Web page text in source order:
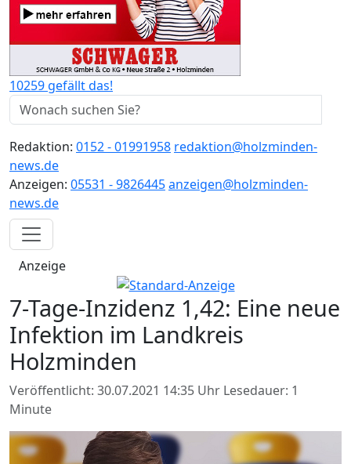
10259 gefällt das!
Redaktion: 0152 - 01991958 redaktion@holzminden-
news.de
Anzeigen: 05531 - 9826445anzeigen@holzminden-
news.de
Anzeige
7-Tage-Inzidenz 1,42: Eine neue
Infektion im Landkreis
Holzminden
Veröffentlicht: 30.07.2021 14:35 Uhr Lesedauer: 1
Minute